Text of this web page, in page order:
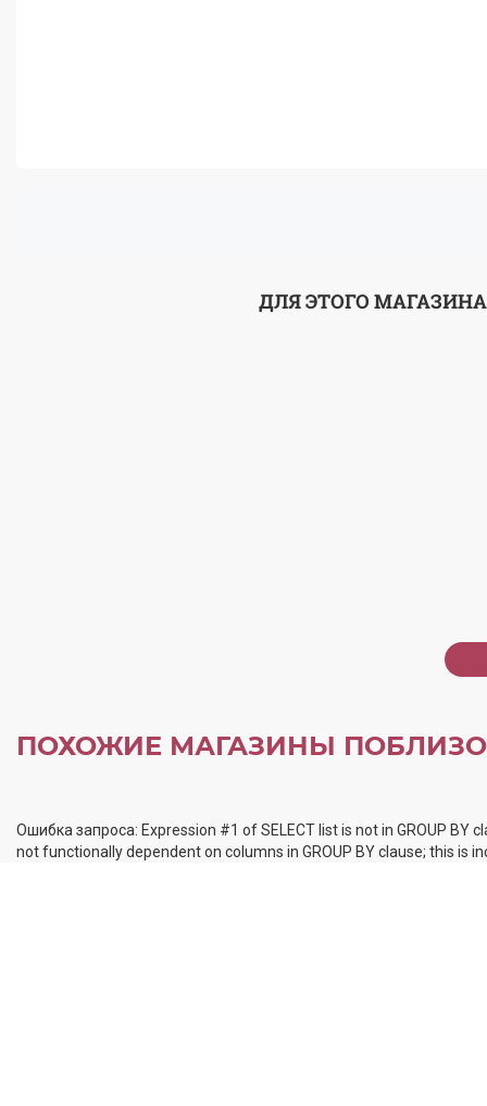
ДЛЯ ЭТОГО
ПОХОЖИЕ МАГАЗИНЫ
Ошибка запроса: Expression #1 of SELECT list is not in GROUP
not functionally dependent on columns in GROUP BY clause; this is